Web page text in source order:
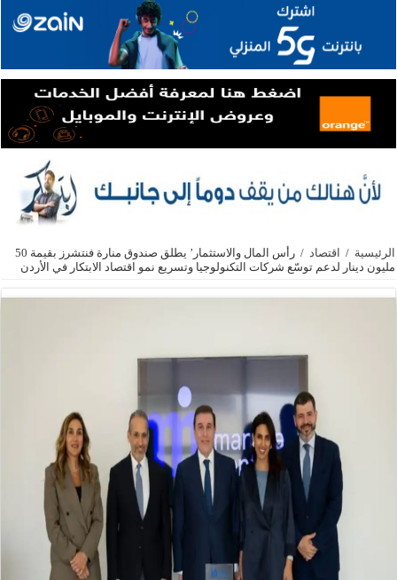
الرئيسية / اقتصاد /
رأس المال والاستثمار’ يطلق صندوق منارة فنتشرز بقيمة 50
مليون دينار لدعم توسّع شركات التكنولوجيا وتسريع نمو اقتصاد الابتكار في الأردن